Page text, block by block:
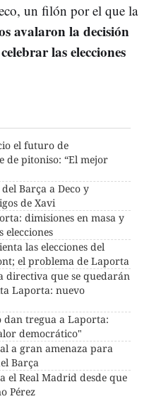
un filón por el que la
avalaron la decisión
las elecciones
el futuro de
de pitoniso: “El mejor
Barça a Deco y
de Xavi
dimisiones en masa y
elecciones
las elecciones del
el problema de Laporta
directiva que se quedarán
Laporta: nuevo
dan tregua a Laporta:
democrático"
a gran amenaza para
Barça
el Real Madrid desde que
Pérez